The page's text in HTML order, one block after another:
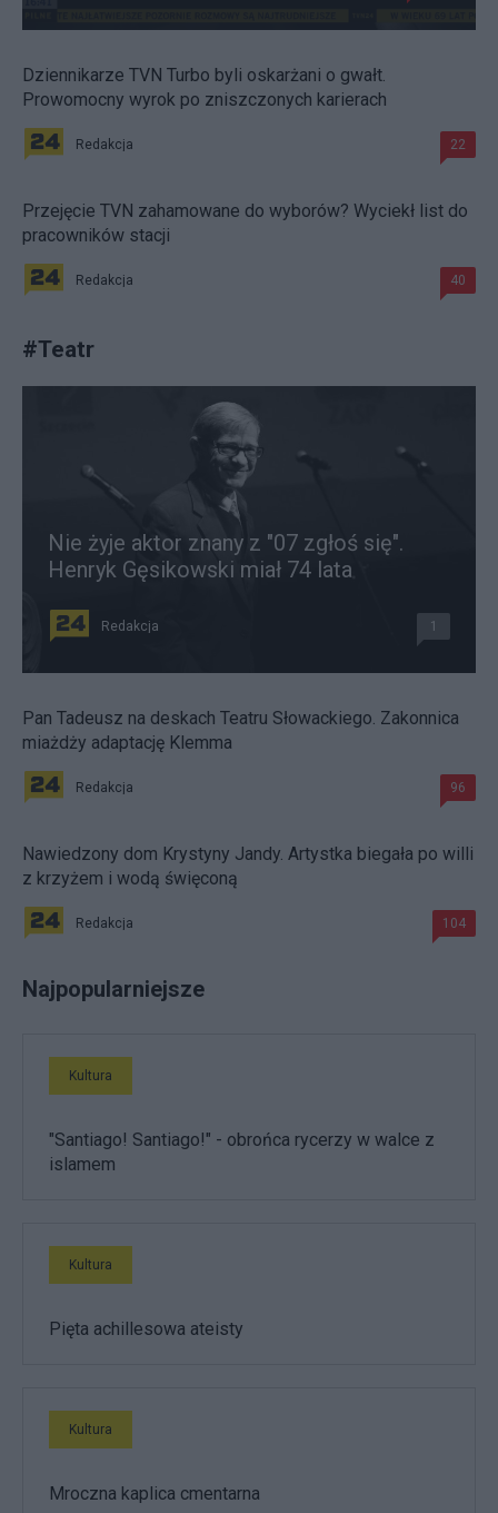
Dziennikarze TVN Turbo byli oskarżani o gwałt.
Prowomocny wyrok po zniszczonych karierach
Redakcja 22
Przejęcie TVN zahamowane do wyborów? Wyciekł list do
pracowników stacji
Redakcja 40
#Teatr
Nie żyje aktor znany z "07 zgłoś się".
Henryk Gęsikowski miał 74 lata
Redakcja 1
Pan Tadeusz na deskach Teatru Słowackiego. Zakonnica
miażdży adaptację Klemma
Redakcja 96
Nawiedzony dom Krystyny Jandy. Artystka biegała po willi
z krzyżem i wodą święconą
Redakcja 104
Najpopularniejsze
Kultura
"Santiago! Santiago!" - obrońca rycerzy w walce z
islamem
Kultura
Pięta achillesowa ateisty
Kultura
Mroczna kaplica cmentarna